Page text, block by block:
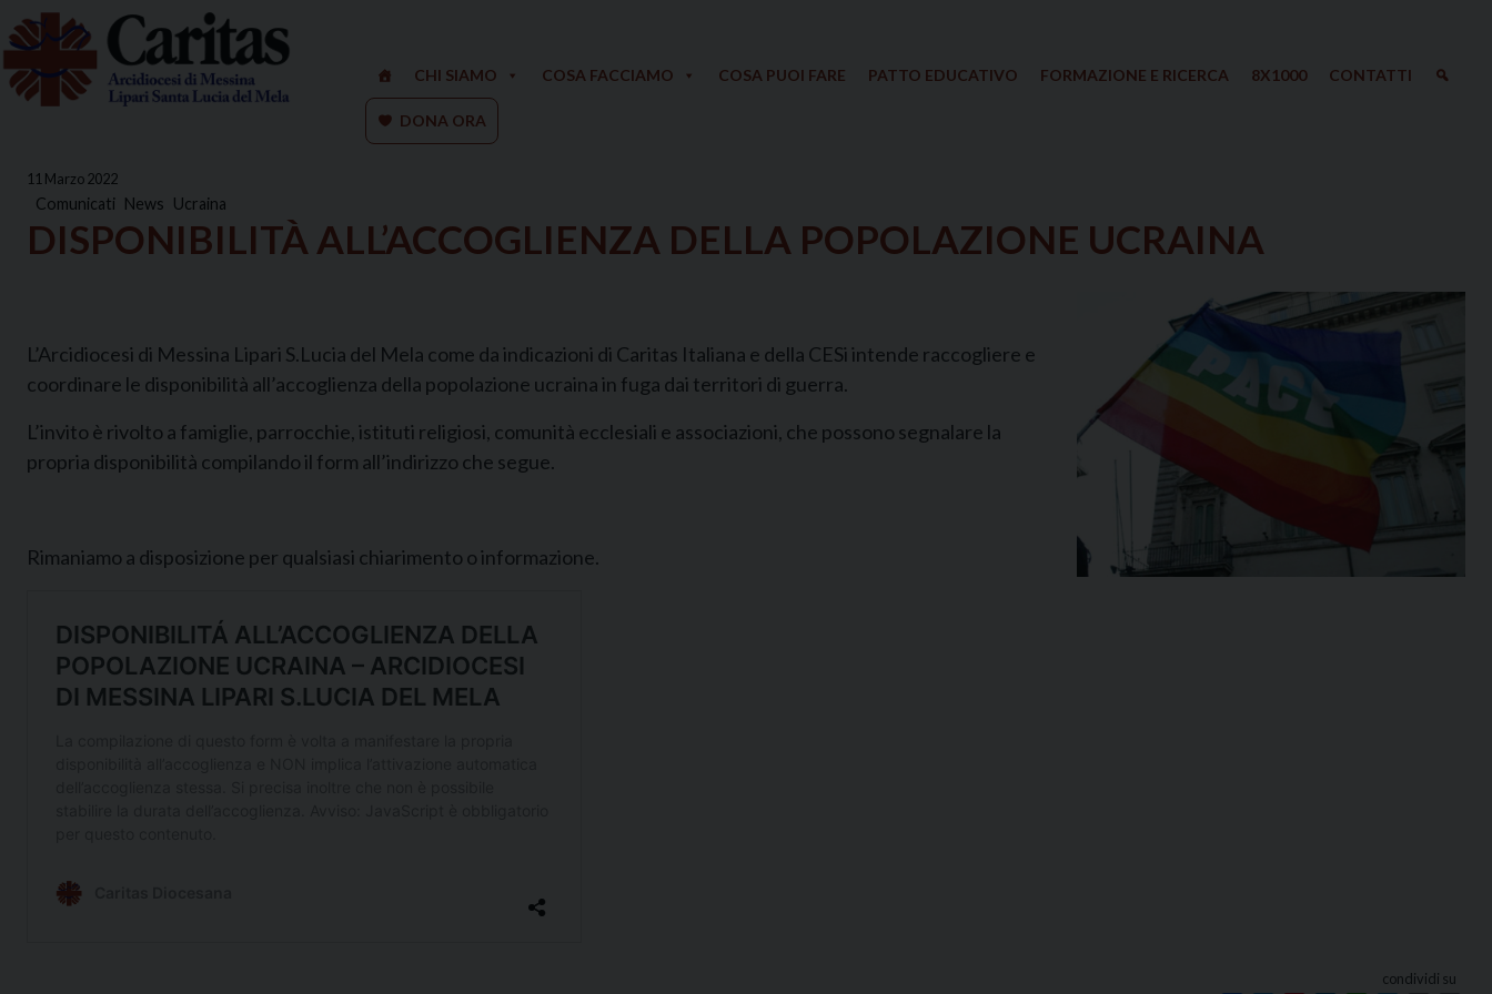
Skip
to
content
CHI SIAMO COSA FACCIAMO COSA PUOI FARE PATTO EDUCATIVO FORMAZIONE E RICERCA 8X1000 CONTATTI
DONA ORA
11 Marzo 2022
Comunicati News Ucraina
DISPONIBILITÀ ALL’ACCOGLIENZA DELLA POPOLAZIONE UCRAINA
L’Arcidiocesi di Messina Lipari S.Lucia del Mela come da indicazioni di Caritas Italiana e della CESi intende raccogliere e
coordinare le disponibilità all’accoglienza della popolazione ucraina in fuga dai territori di guerra.
L’invito è rivolto a famiglie, parrocchie, istituti religiosi, comunità ecclesiali e associazioni, che possono segnalare la
propria disponibilità compilando il form all’indirizzo che segue.
Rimaniamo a disposizione per qualsiasi chiarimento o informazione.
condividi su